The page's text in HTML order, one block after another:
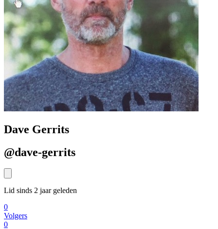
Dave Gerrits
@dave-gerrits
Lid sinds 2 jaar geleden
0
Volgers
0